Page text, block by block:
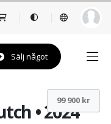
Sälj något
• 2024
99 900 kr